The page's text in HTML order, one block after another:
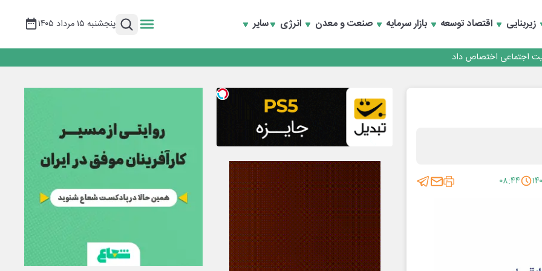
زیربنایی اقتصاد توسعه بازار سرمایه صنعت و معدن انرژی سایر پنجشنبه ۱۵ مرداد ۱۴۰۵
مشتری
و بازسازی اعتماد مشتریان
۰۸:۴۴